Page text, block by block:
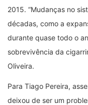
2015. “Mudanças no
décadas, como a
durante quase todo o
sobrevivência da
Oliveira.
Para Tiago Pereira,
deixou de ser um